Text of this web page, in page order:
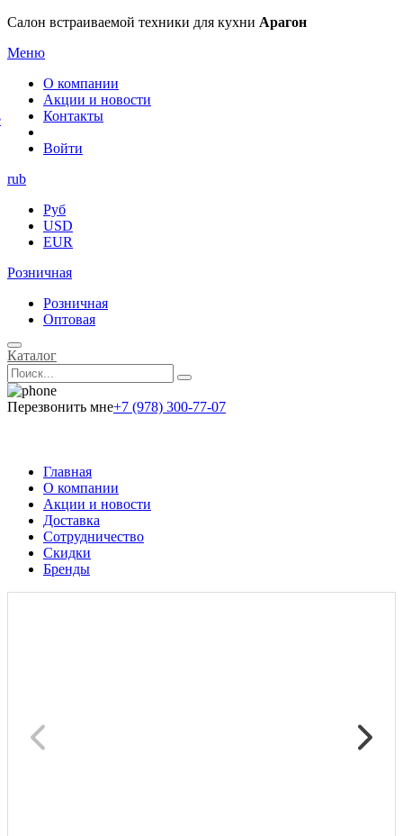
Салон встраиваемой техники для кухни Арагон
Меню
О компании
Акции и новости
Контакты
Войти
rub
Руб
USD
EUR
Розничная
Розничная
Оптовая
Каталог
Перезвонить мне+7 (978) 300-77-07
Главная
О компании
Акции и новости
Доставка
Сотрудничество
Скидки
Бренды